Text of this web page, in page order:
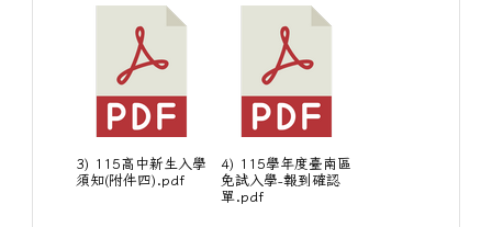
3) 115高中新生入學
須知(附件四).pdf
4) 115學年度臺南區
免試入學-報到確認
單.pdf